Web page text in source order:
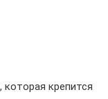
крепится